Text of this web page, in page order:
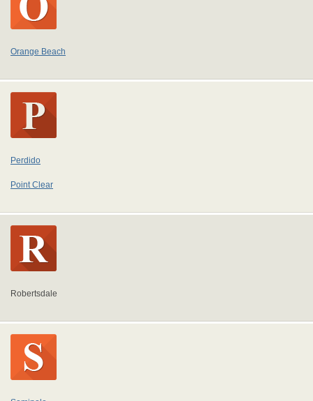
Orange Beach
Perdido
Point Clear
Robertsdale